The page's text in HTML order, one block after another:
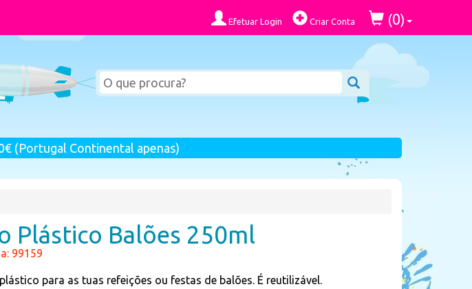
Efetuar Login Criar Conta (0)
(Portugal Continental apenas)
Plástico Balões 250ml
99159
para as tuas refeições ou festas de balões. É reutilizável.